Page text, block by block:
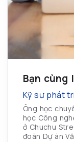
Bạn cùng
Kỹ sư phát
Ông học
học Công
ở Chuchu
đoàn Dự án